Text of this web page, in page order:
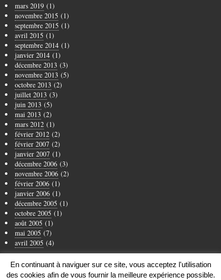
mars 2019 (1)
novembre 2015 (1)
septembre 2015 (1)
avril 2015 (1)
septembre 2014 (1)
janvier 2014 (1)
décembre 2013 (3)
novembre 2013 (5)
octobre 2013 (2)
juillet 2013 (3)
juin 2013 (5)
mai 2013 (2)
mars 2012 (1)
février 2012 (2)
février 2007 (2)
janvier 2007 (1)
décembre 2006 (3)
novembre 2006 (2)
février 2006 (1)
janvier 2006 (1)
décembre 2005 (1)
octobre 2005 (1)
août 2005 (1)
mai 2005 (7)
avril 2005 (4)
Infos Mentions légales Politique Cookies Hébergement Contact
En continuant à naviguer sur ce site, vous acceptez l'utilisation
des cookies afin de vous fournir la meilleure expérience possible.